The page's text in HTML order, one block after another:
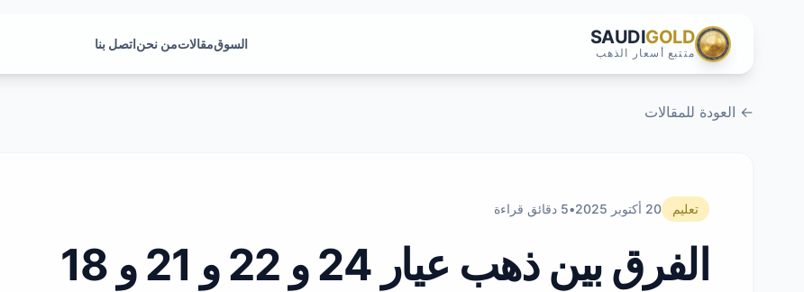
SAUDIGOLD
متتبع أسعار الذهب
السوقمقالاتمن نحناتصل بنا
← العودة للمقالات
تعليم 20 أكتوبر 2025 •5 دقائق قراءة
الفرق بين ذهب عيار 24 و 22 و 21 و 18